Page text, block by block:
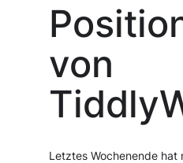
von
Letztes Wochenende hat